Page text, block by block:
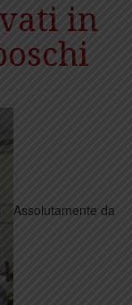
in
Assolutamente da